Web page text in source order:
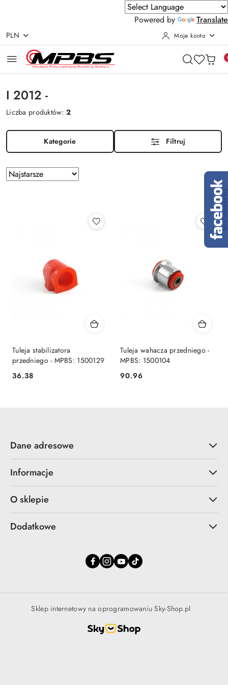
Powered by
Translate
Przejdź do treści głównej
Przejdź do wyszukiwarki
Przejdź do moje konto
Przejdź do menu głównego
Przejdź do stopki
PLN Moje konto
I 2012 -
Liczba produktów:2
Kategorie Filtruj
Zastosowano
sortowanie:
Sortuj
według
Tuleja stabilizatora
przedniego - MPBS: 1500129
Cena:
36.38
Tuleja wahacza przedniego -
MPBS: 1500104
Cena:
90.96
Dane adresowe
Informacje
O sklepie
Dodatkowe
Sklep internetowy na oprogramowaniu Sky-Shop.pl